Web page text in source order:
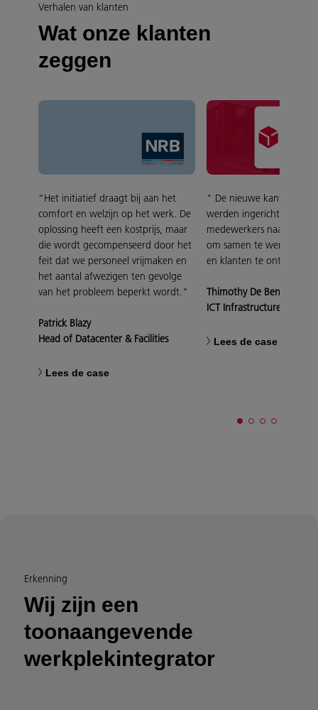
Verhalen van klanten
Wat onze klanten
zeggen
“Het initiatief draagt bij aan het
comfort en welzijn op het werk. De
oplossing heeft een kostprijs, maar
die wordt gecompenseerd door het
feit dat we personeel vrijmaken en
het aantal afwezigen ten gevolge
van het probleem beperkt wordt."
Patrick Blazy
Head of Datacenter & Facilities
Lees de case
" De nieuwe kantoren in
werden ingericht zodat
medewerkers naar
om samen te werken, te
en klanten te
Thimothy De Ben
ICT Infrastructure
Lees de case
Erkenning
Wij zijn een
toonaangevende
werkplekintegrator